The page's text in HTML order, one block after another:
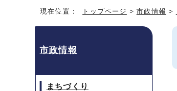
現在位置： トップページ >市政情報 >
市政情報
まちづくり